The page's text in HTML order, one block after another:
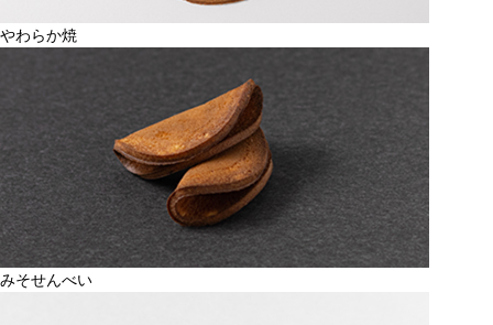
やわらか焼
みそせんべい